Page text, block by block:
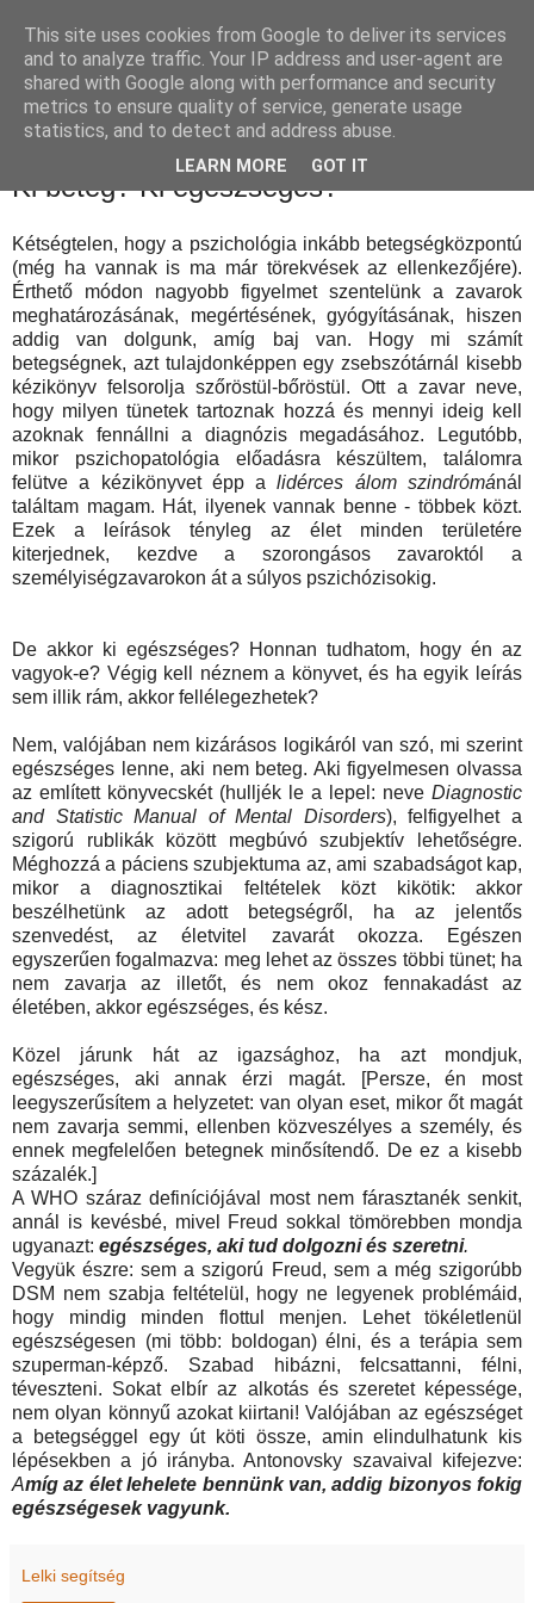
Ki beteg? Ki egészséges?
Kétségtelen, hogy a pszichológia inkább betegségközpontú
(még ha vannak is ma már törekvések az ellenkezőjére).
Érthető módon nagyobb figyelmet szentelünk a zavarok
meghatározásának, megértésének, gyógyításának, hiszen
addig van dolgunk, amíg baj van. Hogy mi számít
betegségnek, azt tulajdonképpen egy zsebszótárnál kisebb
kézikönyv felsorolja szőröstül-bőröstül. Ott a zavar neve,
hogy milyen tünetek tartoznak hozzá és mennyi ideig kell
azoknak fennállni a diagnózis megadásához. Legutóbb,
mikor pszichopatológia előadásra készültem, találomra
felütve a kézikönyvet épp alidérces álom szindrómánál
találtam magam. Hát, ilyenek vannak benne - többek közt.
Ezek a leírások tényleg az élet minden területére
kiterjednek, kezdve a szorongásos zavaroktól a
személyiségzavarokon át a súlyos pszichózisokig.
De akkor ki egészséges? Honnan tudhatom, hogy én az
vagyok-e? Végig kell néznem a könyvet, és ha egyik leírás
sem illik rám, akkor fellélegezhetek?
Nem, valójában nem kizárásos logikáról van szó, mi szerint
egészséges lenne, aki nem beteg. Aki figyelmesen olvassa
az említett könyvecskét (hulljék le a lepel: neve Diagnostic
and Statistic Manual of Mental Disorders), felfigyelhet a
szigorú rublikák között megbúvó szubjektív lehetőségre.
Méghozzá a páciens szubjektuma az, ami szabadságot kap,
mikor a diagnosztikai feltételek közt kikötik: akkor
beszélhetünk az adott betegségről, ha az jelentős
szenvedést, az életvitel zavarát okozza. Egészen
egyszerűen fogalmazva: meg lehet az összes többi tünet; ha
nem zavarja az illetőt, és nem okoz fennakadást az
életében, akkor egészséges, és kész.
Közel járunk hát az igazsághoz, ha azt mondjuk,
egészséges, aki annak érzi magát. [Persze, én most
leegyszerűsítem a helyzetet: van olyan eset, mikor őt magát
nem zavarja semmi, ellenben közveszélyes a személy, és
ennek megfelelően betegnek minősítendő. De ez a kisebb
százalék.]
A WHO száraz definíciójával most nem fárasztanék senkit,
annál is kevésbé, mivel Freud sokkal tömörebben mondja
ugyanazt: egészséges, aki tud dolgozni és szeretni.
Vegyük észre: sem a szigorú Freud, sem a még szigorúbb
DSM nem szabja feltételül, hogy ne legyenek problémáid,
hogy mindig minden flottul menjen. Lehet tökéletlenül
egészségesen (mi több: boldogan) élni, és a terápia sem
szuperman-képző. Szabad hibázni, felcsattanni, félni,
téveszteni. Sokat elbír az alkotás és szeretet képessége,
nem olyan könnyű azokat kiirtani! Valójában az egészséget
a betegséggel egy út köti össze, amin elindulhatunk kis
lépésekben a jó irányba. Antonovsky szavaival kifejezve:
Amíg az élet lehelete bennünk van, addig bizonyos fokig
egészségesek vagyunk.
Lelki segítség
This site uses cookies from Google to deliver its services
and to analyze traffic. Your IP address and user-agent are
shared with Google along with performance and security
metrics to ensure quality of service, generate usage
statistics, and to detect and address abuse.
LEARN MORE GOT IT